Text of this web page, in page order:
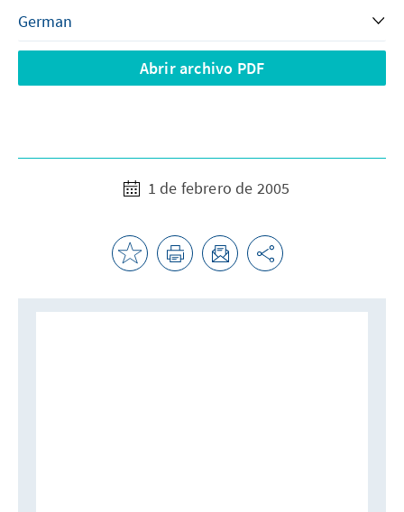
Abrir archivo PDF
1 de febrero de 2005